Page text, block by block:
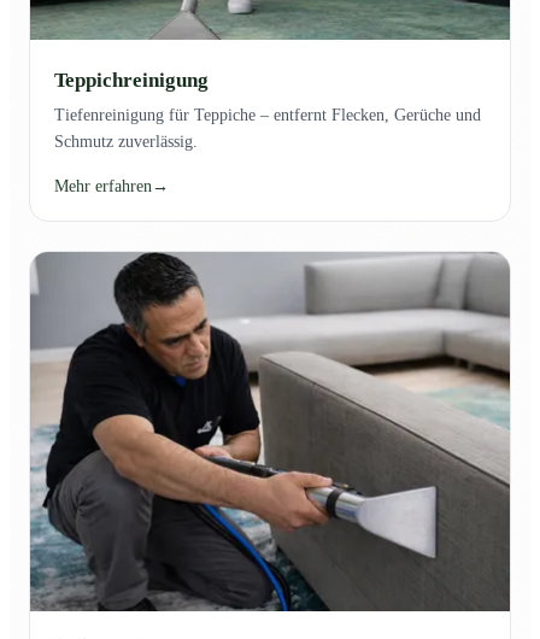
Teppichreinigung
Tiefenreinigung für Teppiche – entfernt Flecken, Gerüche und
Schmutz zuverlässig.
Mehr erfahren →